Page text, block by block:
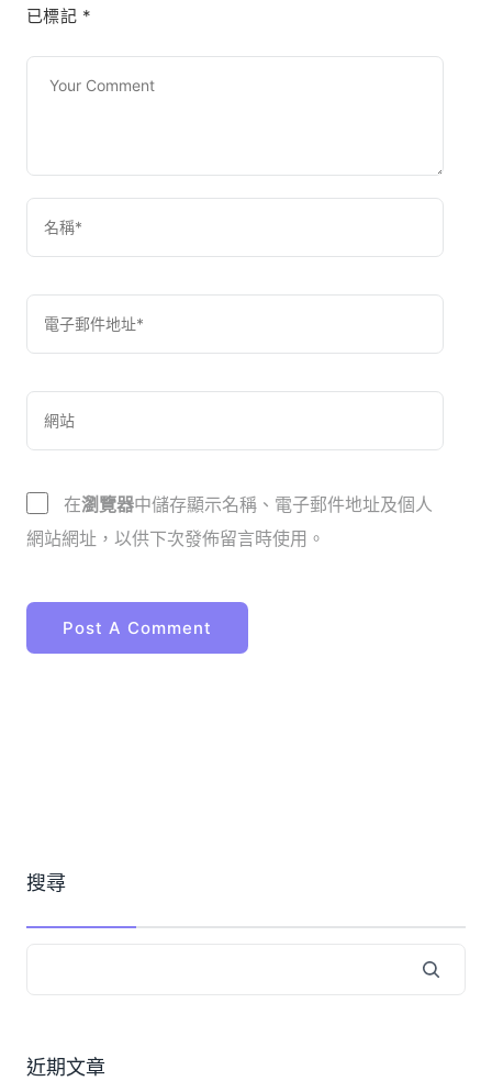
已標記 *
在瀏覽器中儲存顯示名稱、電子郵件地址及個人
網站網址，以供下次發佈留言時使用。
搜尋
近期文章